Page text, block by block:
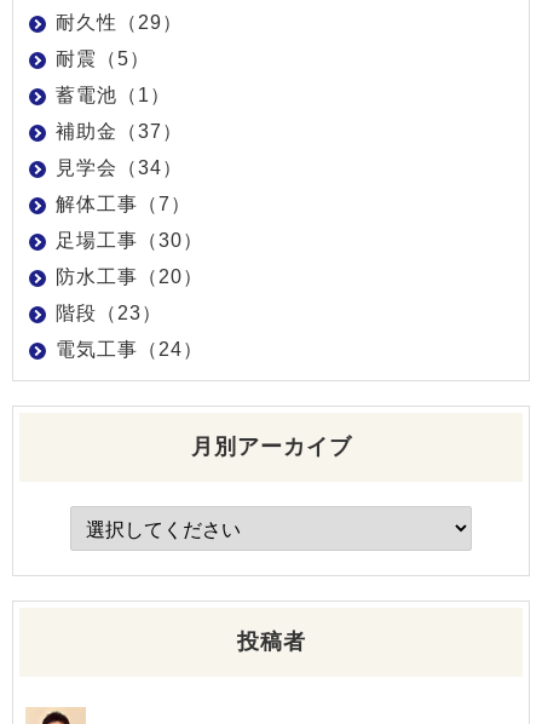
耐久性（29）
耐震（5）
蓄電池（1）
補助金（37）
見学会（34）
解体工事（7）
足場工事（30）
防水工事（20）
階段（23）
電気工事（24）
月別アーカイブ
投稿者